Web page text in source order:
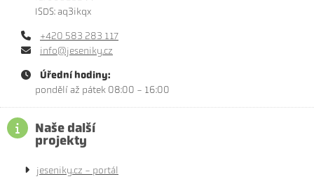
ISDS: aq3ikqx
+420 583 283 117
info@jeseniky.cz
Úřední hodiny:
pondělí až pátek 08:00 - 16:00
Naše další
projekty
jeseniky.cz - portál